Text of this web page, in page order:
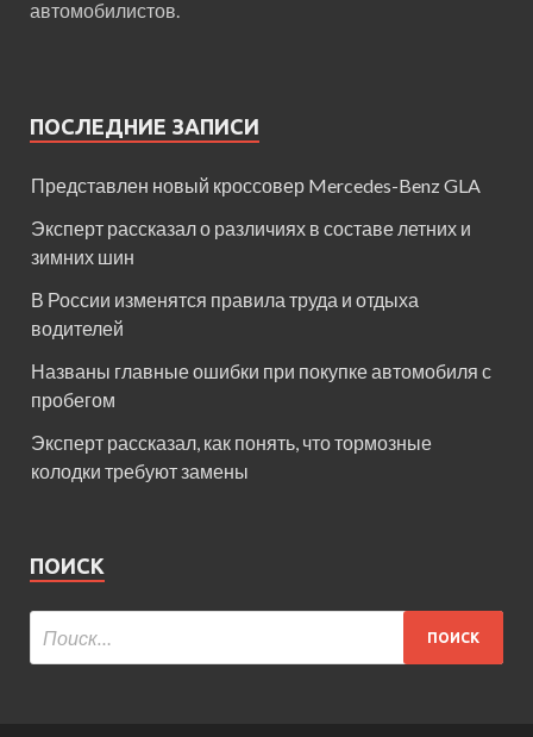
автомобилистов.
ПОСЛЕДНИЕ ЗАПИСИ
Представлен новый кроссовер Mercedes-Benz GLA
Эксперт рассказал о различиях в составе летних и
зимних шин
В России изменятся правила труда и отдыха
водителей
Названы главные ошибки при покупке автомобиля с
пробегом
Эксперт рассказал, как понять, что тормозные
колодки требуют замены
ПОИСК